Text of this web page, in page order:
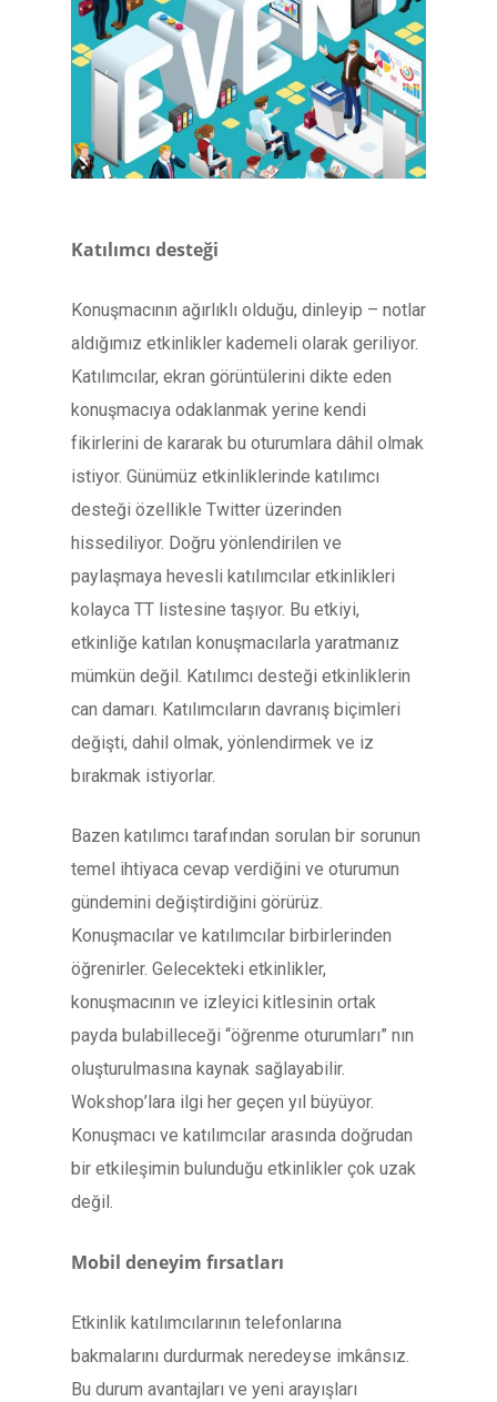
Katılımcı desteği
Konuşmacının ağırlıklı olduğu, dinleyip – notlar
aldığımız etkinlikler kademeli olarak geriliyor.
Katılımcılar, ekran görüntülerini dikte eden
konuşmacıya odaklanmak yerine kendi
fikirlerini de kararak bu oturumlara dâhil olmak
istiyor. Günümüz etkinliklerinde katılımcı
desteği özellikle Twitter üzerinden
hissediliyor. Doğru yönlendirilen ve
paylaşmaya hevesli katılımcılar etkinlikleri
kolayca TT listesine taşıyor. Bu etkiyi,
etkinliğe katılan konuşmacılarla yaratmanız
mümkün değil. Katılımcı desteği etkinliklerin
can damarı. Katılımcıların davranış biçimleri
değişti, dahil olmak, yönlendirmek ve iz
bırakmak istiyorlar.
Bazen katılımcı tarafından sorulan bir sorunun
temel ihtiyaca cevap verdiğini ve oturumun
gündemini değiştirdiğini görürüz.
Konuşmacılar ve katılımcılar birbirlerinden
öğrenirler. Gelecekteki etkinlikler,
konuşmacının ve izleyici kitlesinin ortak
payda bulabilleceği “öğrenme oturumları” nın
oluşturulmasına kaynak sağlayabilir.
Wokshop’lara ilgi her geçen yıl büyüyor.
Konuşmacı ve katılımcılar arasında doğrudan
bir etkileşimin bulunduğu etkinlikler çok uzak
değil.
Mobil deneyim fırsatları
Etkinlik katılımcılarının telefonlarına
bakmalarını durdurmak neredeyse imkânsız.
Bu durum avantajları ve yeni arayışları